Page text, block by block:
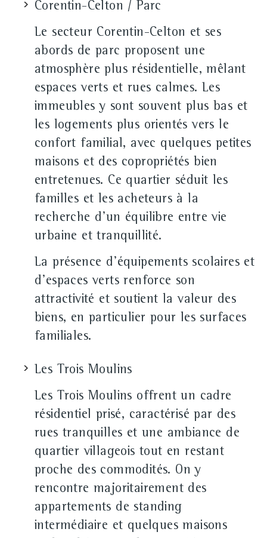
Corentin-Celton / Parc
Le secteur Corentin-Celton et ses
abords de parc proposent une
atmosphère plus résidentielle, mêlant
espaces verts et rues calmes. Les
immeubles y sont souvent plus bas et
les logements plus orientés vers le
confort familial, avec quelques petites
maisons et des copropriétés bien
entretenues. Ce quartier séduit les
familles et les acheteurs à la
recherche d'un équilibre entre vie
urbaine et tranquillité.
La présence d'équipements scolaires et
d'espaces verts renforce son
attractivité et soutient la valeur des
biens, en particulier pour les surfaces
familiales.
Les Trois Moulins
Les Trois Moulins offrent un cadre
résidentiel prisé, caractérisé par des
rues tranquilles et une ambiance de
quartier villageois tout en restant
proche des commodités. On y
rencontre majoritairement des
appartements de standing
intermédiaire et quelques maisons